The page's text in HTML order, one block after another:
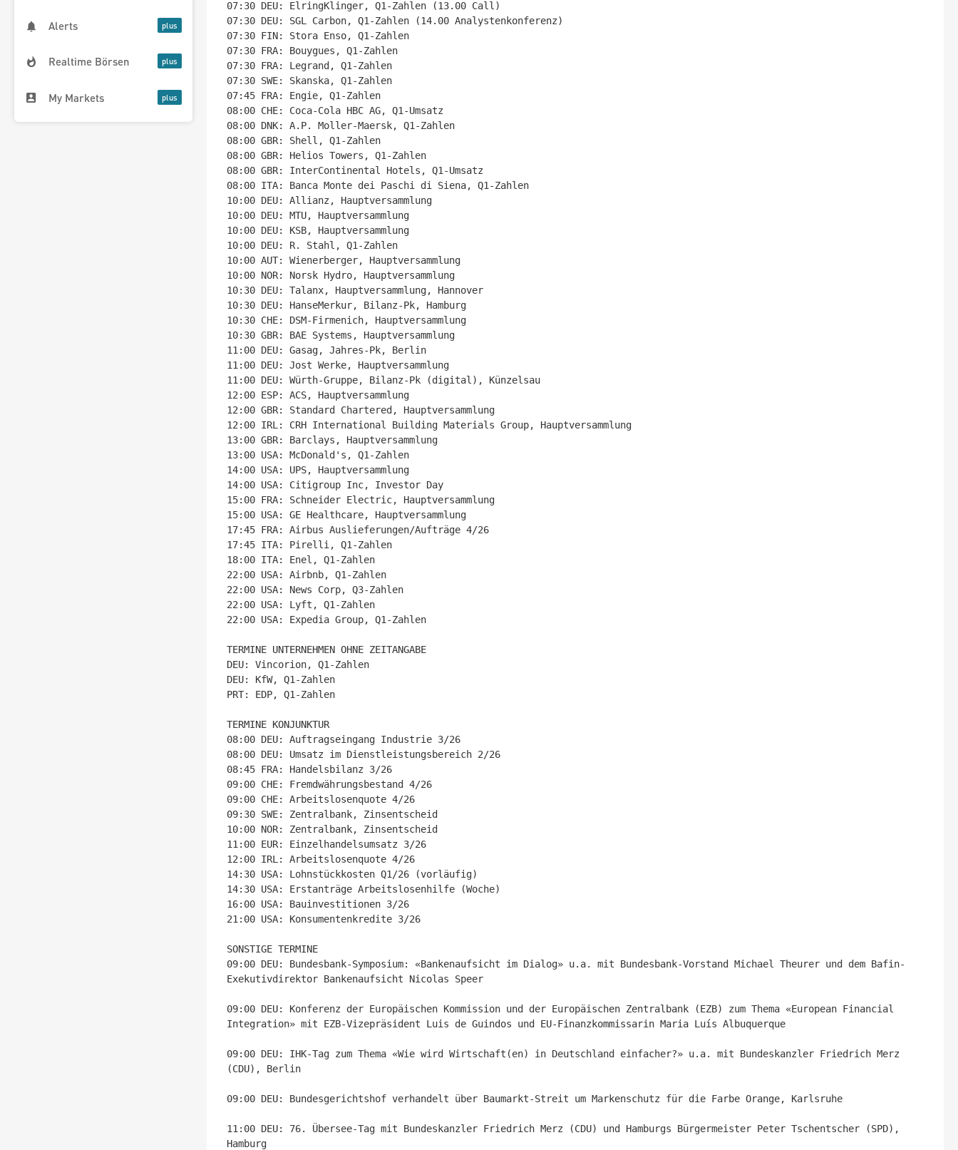
Alerts
Realtime Börsen
My Markets
07:30 DEU: ElringKlinger, Q1-Zahlen (13.00 Call)
07:30 DEU: SGL Carbon, Q1-Zahlen (14.00 Analystenkonferenz)
07:30 FIN: Stora Enso, Q1-Zahlen
07:30 FRA: Bouygues, Q1-Zahlen
07:30 FRA: Legrand, Q1-Zahlen
07:30 SWE: Skanska, Q1-Zahlen
07:45 FRA: Engie, Q1-Zahlen
08:00 CHE: Coca-Cola HBC AG, Q1-Umsatz
08:00 DNK: A.P. Moller-Maersk, Q1-Zahlen
08:00 GBR: Shell, Q1-Zahlen
08:00 GBR: Helios Towers, Q1-Zahlen
08:00 GBR: InterContinental Hotels, Q1-Umsatz
08:00 ITA: Banca Monte dei Paschi di Siena, Q1-Zahlen
10:00 DEU: Allianz, Hauptversammlung
10:00 DEU: MTU, Hauptversammlung
10:00 DEU: KSB, Hauptversammlung
10:00 DEU: R. Stahl, Q1-Zahlen
10:00 AUT: Wienerberger, Hauptversammlung
10:00 NOR: Norsk Hydro, Hauptversammlung
10:30 DEU: Talanx, Hauptversammlung, Hannover
10:30 DEU: HanseMerkur, Bilanz-Pk, Hamburg
10:30 CHE: DSM-Firmenich, Hauptversammlung
10:30 GBR: BAE Systems, Hauptversammlung
11:00 DEU: Gasag, Jahres-Pk, Berlin
11:00 DEU: Jost Werke, Hauptversammlung
11:00 DEU: Würth-Gruppe, Bilanz-Pk (digital), Künzelsau
12:00 ESP: ACS, Hauptversammlung
12:00 GBR: Standard Chartered, Hauptversammlung
12:00 IRL: CRH International Building Materials Group, Hauptversammlung
13:00 GBR: Barclays, Hauptversammlung
13:00 USA: McDonald's, Q1-Zahlen
14:00 USA: UPS, Hauptversammlung
14:00 USA: Citigroup Inc, Investor Day
15:00 FRA: Schneider Electric, Hauptversammlung
15:00 USA: GE Healthcare, Hauptversammlung
17:45 FRA: Airbus Auslieferungen/Aufträge 4/26
17:45 ITA: Pirelli, Q1-Zahlen
18:00 ITA: Enel, Q1-Zahlen
22:00 USA: Airbnb, Q1-Zahlen
22:00 USA: News Corp, Q3-Zahlen
22:00 USA: Lyft, Q1-Zahlen
22:00 USA: Expedia Group, Q1-Zahlen
TERMINE UNTERNEHMEN OHNE ZEITANGABE
DEU: Vincorion, Q1-Zahlen
DEU: KfW, Q1-Zahlen
PRT: EDP, Q1-Zahlen
TERMINE KONJUNKTUR
08:00 DEU: Auftragseingang Industrie 3/26
08:00 DEU: Umsatz im Dienstleistungsbereich 2/26
08:45 FRA: Handelsbilanz 3/26
09:00 CHE: Fremdwährungsbestand 4/26
09:00 CHE: Arbeitslosenquote 4/26
09:30 SWE: Zentralbank, Zinsentscheid
10:00 NOR: Zentralbank, Zinsentscheid
11:00 EUR: Einzelhandelsumsatz 3/26
12:00 IRL: Arbeitslosenquote 4/26
14:30 USA: Lohnstückkosten Q1/26 (vorläufig)
14:30 USA: Erstanträge Arbeitslosenhilfe (Woche)
16:00 USA: Bauinvestitionen 3/26
21:00 USA: Konsumentenkredite 3/26
SONSTIGE TERMINE
09:00 DEU: Bundesbank-Symposium: «Bankenaufsicht im Dialog» u.a. mit Bundesbank-Vorstand Michael Theurer und dem Bafin-
Exekutivdirektor Bankenaufsicht Nicolas Speer
09:00 DEU: Konferenz der Europäischen Kommission und der Europäischen Zentralbank (EZB) zum Thema «European Financial
Integration» mit EZB-Vizepräsident Luis de Guindos und EU-Finanzkommissarin Maria Luís Albuquerque
09:00 DEU: IHK-Tag zum Thema «Wie wird Wirtschaft(en) in Deutschland einfacher?» u.a. mit Bundeskanzler Friedrich Merz
(CDU), Berlin
09:00 DEU: Bundesgerichtshof verhandelt über Baumarkt-Streit um Markenschutz für die Farbe Orange, Karlsruhe
11:00 DEU: 76. Übersee-Tag mit Bundeskanzler Friedrich Merz (CDU) und Hamburgs Bürgermeister Peter Tschentscher (SPD),